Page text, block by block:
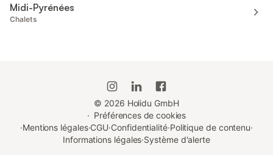
Midi-Pyrénées
Chalets
© 2026 Holidu GmbH
· Préférences de cookies
·Mentions légales·CGU·Confidentialité·Politique de contenu·
Informations légales·Système d'alerte